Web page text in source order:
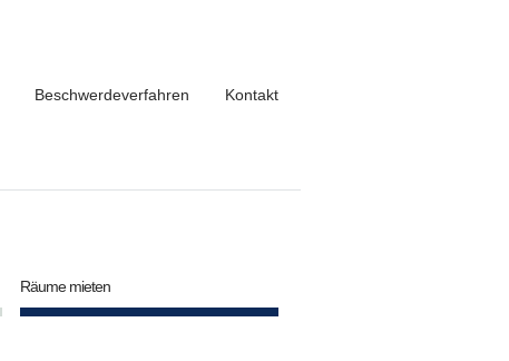
Beschwerdeverfahren Kontakt
Räume mieten